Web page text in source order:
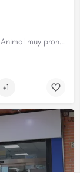
¡Esperamos veros a ti y tu mascota en Planeta Animal muy pronto!
+1